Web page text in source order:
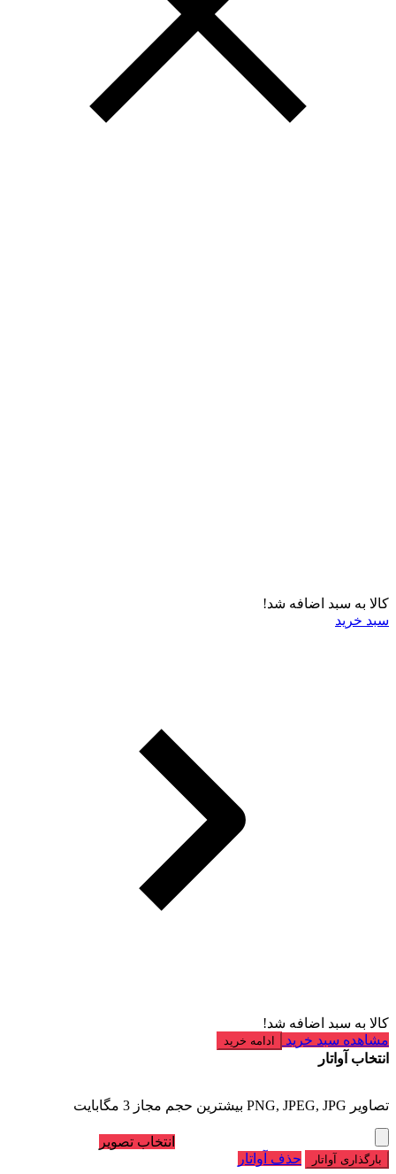
کالا به سبد اضافه شد!
سبد خرید
کالا به سبد اضافه شد!
مشاهده سبد خرید
ادامه خرید
انتخاب آواتار
تصاویر PNG, JPEG, JPG بیشترین حجم مجاز 3 مگابایت
انتخاب تصویر
بارگذاری آواتار حذف آواتار